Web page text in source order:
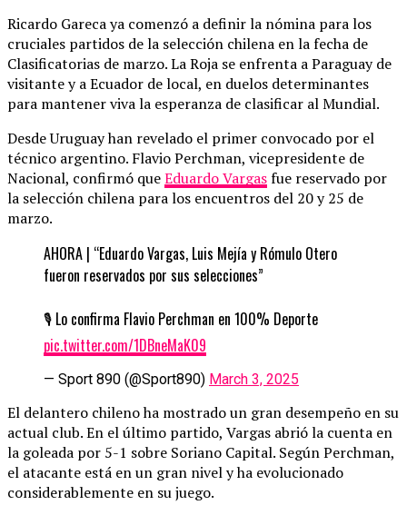
Ricardo Gareca ya comenzó a definir la nómina para los
cruciales partidos de la selección chilena en la fecha de
Clasificatorias de marzo. La Roja se enfrenta a Paraguay de
visitante y a Ecuador de local, en duelos determinantes
para mantener viva la esperanza de clasificar al Mundial.
Desde Uruguay han revelado el primer convocado por el
técnico argentino. Flavio Perchman, vicepresidente de
Nacional, confirmó queEduardo Vargasfue reservado por
la selección chilena para los encuentros del 20 y 25 de
marzo.
AHORA | “Eduardo Vargas, Luis Mejía y Rómulo Otero
fueron reservados por sus selecciones”
🎙️ Lo confirma Flavio Perchman en 100% Deporte
pic.twitter.com/1DBneMaK09
— Sport 890 (@Sport890) March 3, 2025
El delantero chileno ha mostrado un gran desempeño en su
actual club. En el último partido, Vargas abrió la cuenta en
la goleada por 5-1 sobre Soriano Capital. Según Perchman,
el atacante está en un gran nivel y ha evolucionado
considerablemente en su juego.